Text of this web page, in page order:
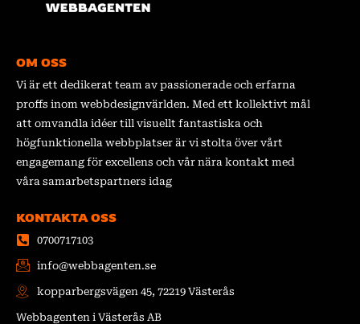
OM OSS
Vi är ett dedikerat team av passionerade och erfarna
proffs inom webbdesignvärlden. Med ett kollektivt mål
att omvandla idéer till visuellt fantastiska och
högfunktionella webbplatser är vi stolta över vårt
engagemang för excellens och vår nära kontakt med
våra samarbetspartners idag
KONTAKTA OSS
0700717103
info@webbagenten.se
kopparbergsvägen 45, 72219 Västerås
Webbagenten i Västerås AB